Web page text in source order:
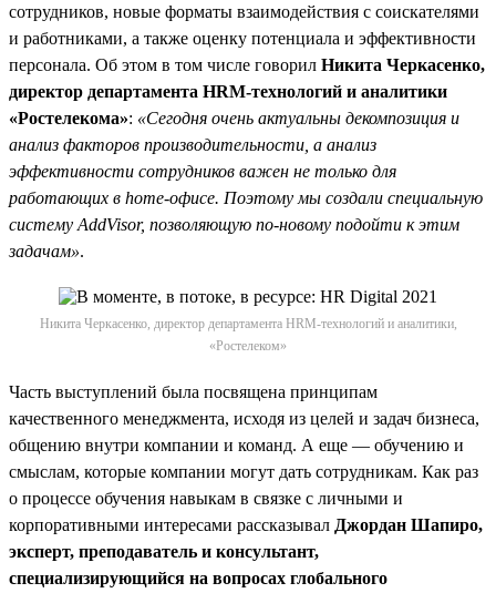
сотрудников, новые форматы взаимодействия с соискателями
и работниками, а также оценку потенциала и эффективности
персонала. Об этом в том числе говорил Никита Черкасенко,
директор департамента HRM-технологий и аналитики
«Ростелекома»: «Сегодня очень актуальны декомпозиция и
анализ факторов производительности, а анализ
эффективности сотрудников важен не только для
работающих в home-офисе. Поэтому мы создали специальную
систему AddVisor, позволяющую по-новому подойти к этим
задачам».
Никита Черкасенко, директор департамента HRM-технологий и аналитики,
«Ростелеком»
Часть выступлений была посвящена принципам
качественного менеджмента, исходя из целей и задач бизнеса,
общению внутри компании и команд. А еще — обучению и
смыслам, которые компании могут дать сотрудникам. Как раз
о процессе обучения навыкам в связке с личными и
корпоративными интересами рассказывал Джордан Шапиро,
эксперт, преподаватель и консультант,
специализирующийся на вопросах глобального